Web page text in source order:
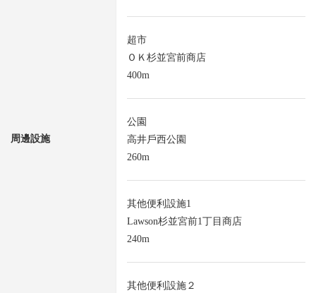
周邊設施
超市
ＯＫ杉並宮前商店
400m
公園
高井戶西公園
260m
其他便利設施1
Lawson杉並宮前1丁目商店
240m
其他便利設施２